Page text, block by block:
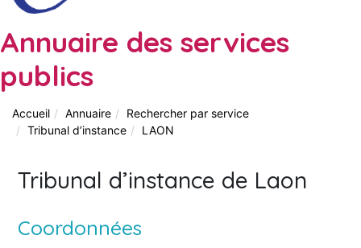
Annuaire des services
publics
Accueil Annuaire
Rechercher par service
Tribunal d’instance
LAON
Tribunal d’instance de Laon
Coordonnées